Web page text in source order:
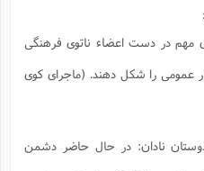
مهم در دست اعضاء ناتوی فرهنگی
عمومی را شکل دهند. (ماجرای کوی
نادان: در حال حاضر دشمن